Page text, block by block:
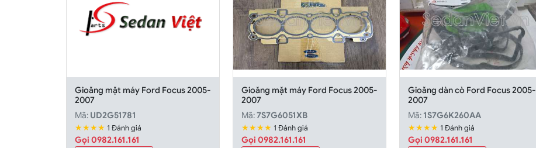
Gioăng mặt máy Ford Focus 2005-
2007
Mã: UD2G51781
★★★★ 1 Đánh giá
Gọi 0982.161.161
Gioăng mặt máy Ford Focus 2005-
2007
Mã:7S7G6051XB
★★★★ 1 Đánh giá
Gọi 0982.161.161
Gioăng dàn cò Ford Focus 2005-
2007
Mã: 1S7G6K260AA
★★★★ 1 Đánh giá
Gọi 0982.161.161